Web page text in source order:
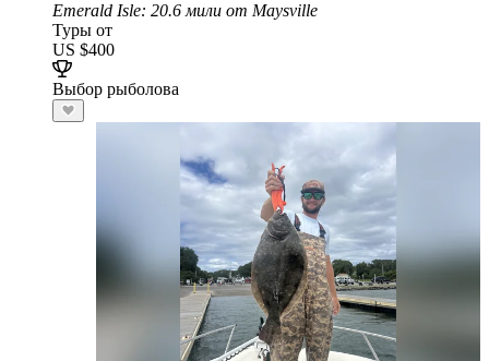
Emerald Isle: 20.6 мили от Maysville
Туры от
US $400
Выбор рыболова